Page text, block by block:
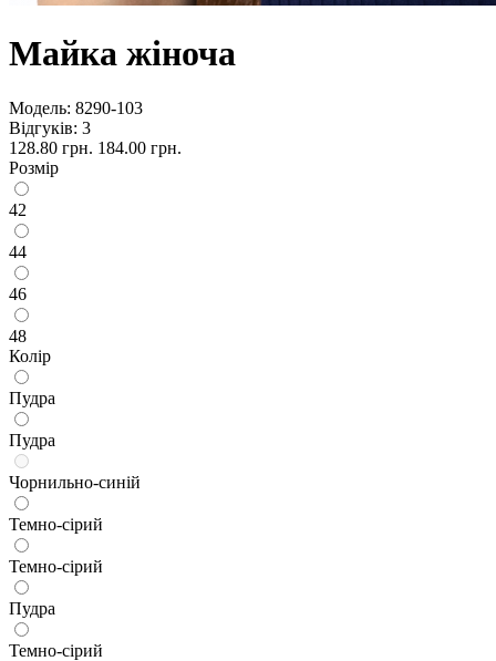
Майка жіноча
Модель: 8290-103
Відгуків: 3
128.80 грн. 184.00 грн.
Розмір
42
44
46
48
Колір
Пудра
Пудра
Чорнильно-синій
Темно-сірий
Темно-сірий
Пудра
Темно-сірий